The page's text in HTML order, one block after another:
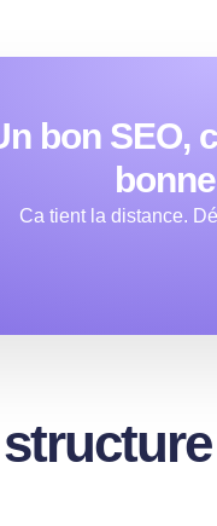
bon SEO,
Ca tient la distance.